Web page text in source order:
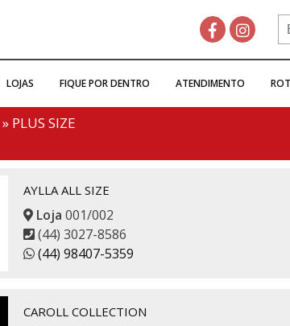
LOJAS FIQUE POR DENTRO ATENDIMENTO
» PLUS SIZE
AYLLA ALL SIZE
Loja 001/002
(44) 3027-8586
(44) 98407-5359
CAROLL COLLECTION